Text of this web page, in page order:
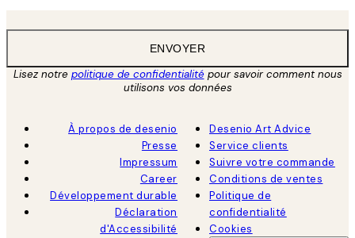
ENVOYER
Lisez notre politique de confidentialitépour savoir comment nous
utilisons vos données
À propos de desenio
Presse
Impressum
Career
Développement durable
Déclaration
d'Accessibilité
Desenio Art Advice
Service clients
Suivre votre commande
Conditions de ventes
Politique de
confidentialité
Cookies